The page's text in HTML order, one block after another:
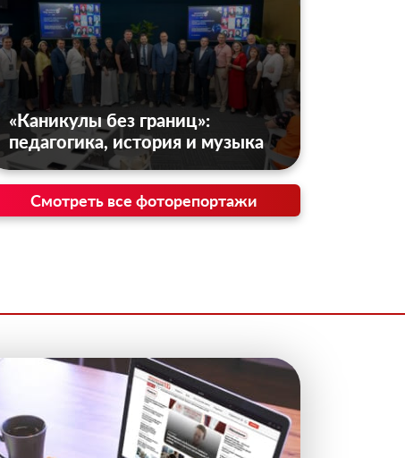
«Каникулы без границ»:
педагогика, история и музыка
Смотреть все фоторепортажи